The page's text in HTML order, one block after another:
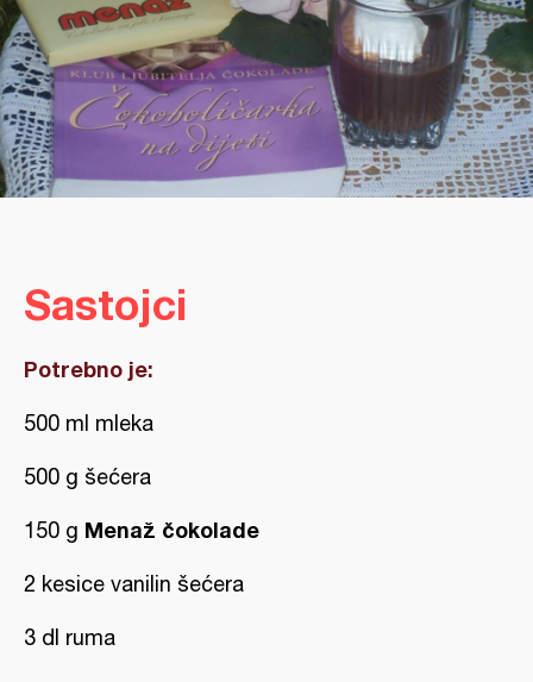
Sastojci
Potrebno je:
500 ml mleka
500 g šećera
150 g Menaž čokolade
2 kesice vanilin šećera
3 dl ruma